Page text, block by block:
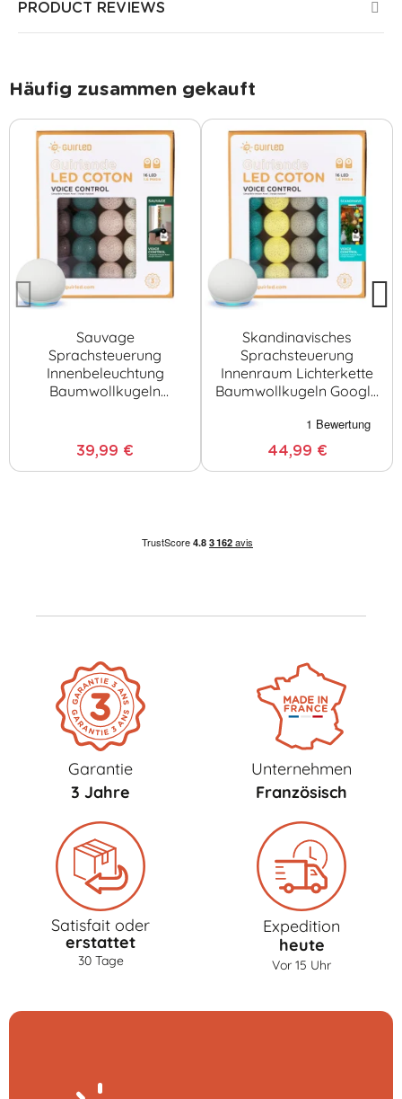
PRODUCT REVIEWS
Häufig zusammen gekauft
Sauvage
Sprachsteuerung
Innenbeleuchtung
Baumwollkugeln
& Alexa
39,99 €
Skandinavisches
Sprachsteuerung
Innenraum Lichterkette
Baumwollkugeln Google
44,99 €
Garantie
3 Jahre
Unternehmen
Französisch
Satisfait oder
erstattet
30 Tage
Expedition
heute
Vor 15 Uhr